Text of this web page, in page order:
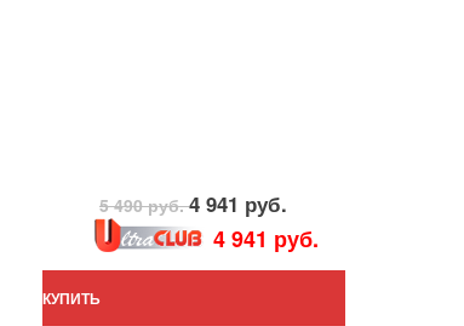
5 490 руб.4 941 руб.
4 941 руб.
КУПИТЬ